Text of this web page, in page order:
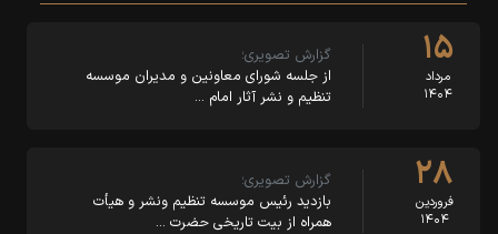
۱۵
مرداد
۱۴۰۴
گزارش تصویری؛
از جلسه شورای معاونین و مدیران موسسه
تنظیم و نشر آثار امام …
۲۸
فروردین
۱۴۰۴
گزارش تصویری؛
بازدید رئیس موسسه تنظیم ونشر و هیأت
همراه از بیت تاریخی حضرت …